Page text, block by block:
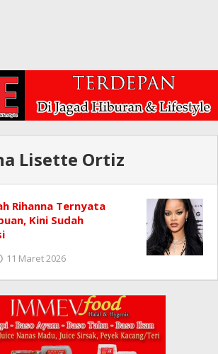
Lisette Ortiz
Rihanna Ternyata
Kini Sudah
11 Maret 2026